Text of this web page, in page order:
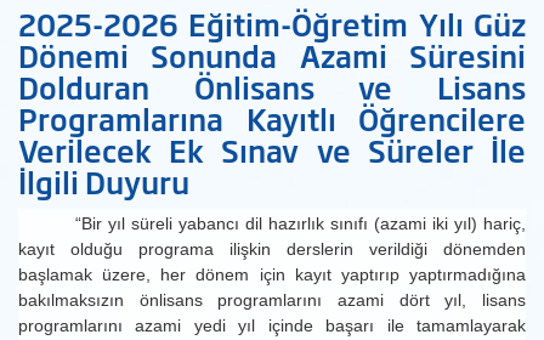
2025-2026 Eğitim-Öğretim Yılı Güz
Dönemi Sonunda Azami Süresini
Dolduran Önlisans ve Lisans
Programlarına Kayıtlı Öğrencilere
Verilecek Ek Sınav ve Süreler İle
İlgili Duyuru
“Bir yıl süreli yabancı dil hazırlık sınıfı (azami iki yıl) hariç,
kayıt olduğu programa ilişkin derslerin verildiği dönemden
başlamak üzere, her dönem için kayıt yaptırıp yaptırmadığına
bakılmaksızın önlisans programlarını azami dört yıl, lisans
programlarını azami yedi yıl içinde başarı ile tamamlayarak